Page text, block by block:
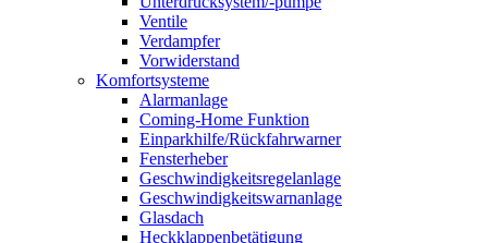
Ventile
Verdampfer
Vorwiderstand
Komfortsysteme
Alarmanlage
Coming-Home Funktion
Einparkhilfe/Rückfahrwarner
Fensterheber
Geschwindigkeitsregelanlage
Geschwindigkeitswarnanlage
Glasdach
Heckklappenbetätigung